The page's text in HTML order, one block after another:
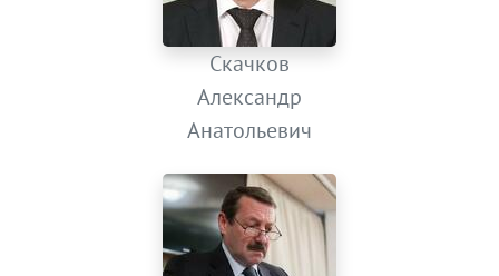
Скачков
Александр
Анатольевич